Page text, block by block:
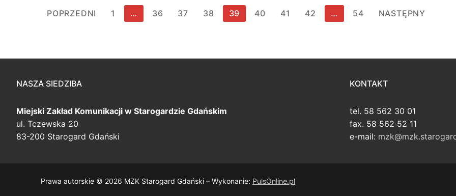
Stronicowanie
POPRZEDNI 1 … 36 37 38 39 40 41 42 … 54 NASTĘPNY
NASZA SIEDZIBA
Miejski Zakład Komunikacji w Starogardzie Gdańskim
ul. Tczewska 20
83-200 Starogard Gdański
KONTAKT
tel. 58 562 30 01
fax. 58 562 52 11
e-mail:
Prawa autorskie © 2026 MZK Starogard Gdański – Wykonanie: PulsOnline.pl